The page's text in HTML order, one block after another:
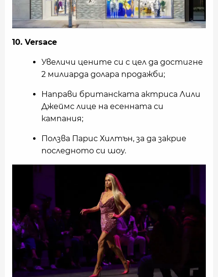
10. Versace
Увеличи цените си с цел да достигне
2 милиарда долара продажби;
Направи британската актриса Лили
Джеймс лице на есенната си
кампания;
Ползва Парис Хилтън, за да закрие
последното си шоу.